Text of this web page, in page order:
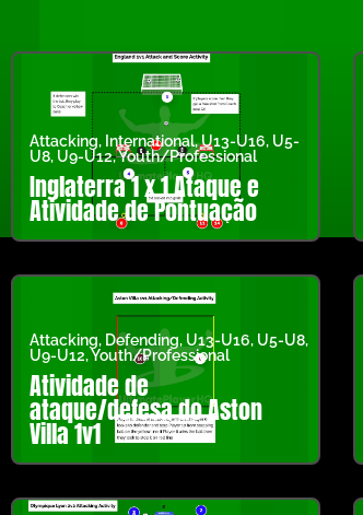
Attacking, International,U13-U16, U5-
U8, U9-U12,Youth/Professional
Inglaterra 1 x 1 Ataque e
Atividade de Pontuação
Attacking, Defending, U13-U16, U5-U8,
U9-U12,Youth/Professional
Atividade de
ataque/defesa do Aston
Villa 1v1